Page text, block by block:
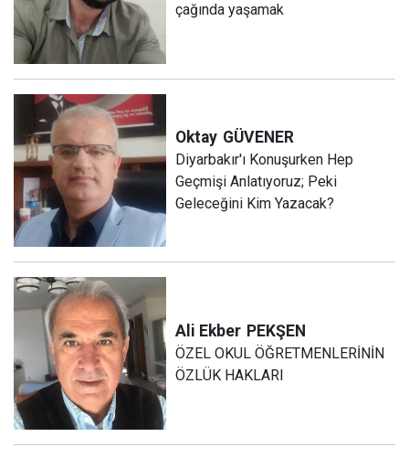
çağında yaşamak
Oktay GÜVENER
Diyarbakır'ı Konuşurken Hep
Geçmişi Anlatıyoruz; Peki
Geleceğini Kim Yazacak?
Ali Ekber PEKŞEN
ÖZEL OKUL ÖĞRETMENLERİNİN
ÖZLÜK HAKLARI